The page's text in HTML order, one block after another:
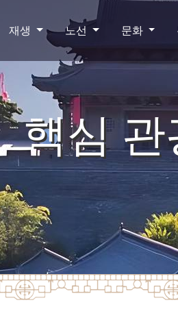
재생 노선 문화
핵심 관